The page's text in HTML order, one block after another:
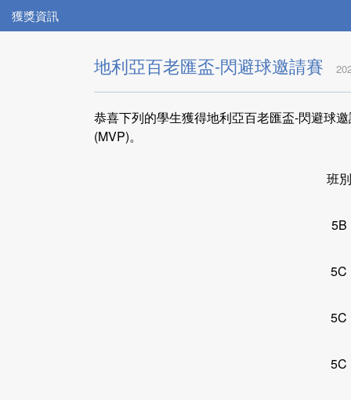
獲獎資訊
地利亞百老匯盃-閃避球邀請賽
恭喜下列的學生獲得地利亞百老匯盃-閃避球
(MVP)。
班別
5B
5C
5C
5C